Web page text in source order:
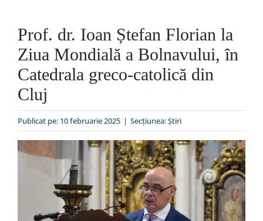
Organizare
Liturgic
Special
Prof. dr. Ioan Ștefan Florian la
Ziua Mondială a Bolnavului, în
Catedrala greco-catolică din
Cluj
Publicat pe: 10 februarie 2025 | Secțiunea:Ştiri